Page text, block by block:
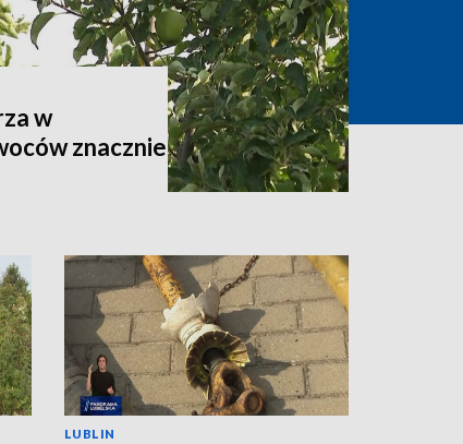
w
znacznie
LUBLIN